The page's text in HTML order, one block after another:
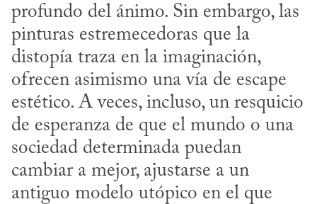
profundo del ánimo. Sin embargo, las
pinturas estremecedoras que la
distopía traza en la imaginación,
ofrecen asimismo una vía de escape
estético. A veces, incluso, un resquicio
de esperanza de que el mundo o una
sociedad determinada puedan
cambiar a mejor, ajustarse a un
antiguo modelo utópico en el que